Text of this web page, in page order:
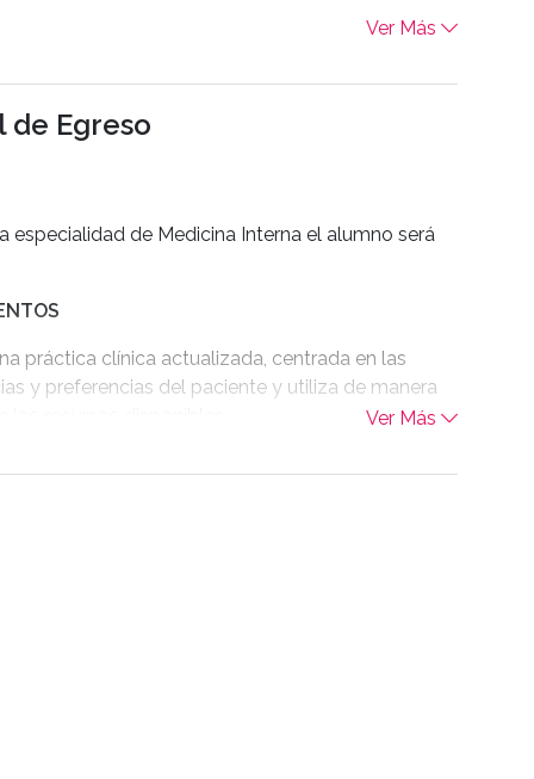
al programa, los aspirantes deberán cumplir
de Monterrey y la secretaria de Salud de Nuevo
a Posgrado.
Ver Más
de Egreso
especialidad de Medicina Interna el alumno será
práctica clínica actualizada, centrada en las
y preferencias del paciente y utiliza de manera
Ver Más